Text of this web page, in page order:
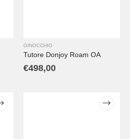
GINOCCHIO
Tutore Donjoy Roam OA
€498,00